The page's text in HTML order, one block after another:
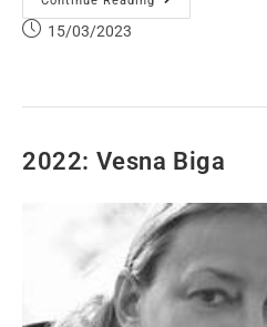
15/03/2023
2022: Vesna Biga